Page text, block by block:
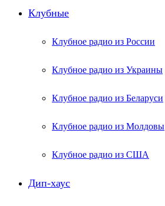
Клубные
Клубное радио из России
Клубное радио из Украины
Клубное радио из Беларуси
Клубное радио из Молдовы
Клубное радио из США
Дип-хаус